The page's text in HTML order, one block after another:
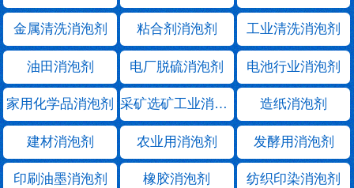
金属清洗消泡剂 粘合剂消泡剂 工业清洗消泡剂
油田消泡剂 电厂脱硫消泡剂 电池行业消泡剂
家用化学品消泡剂 采矿选矿工业消泡剂 造纸消泡剂
建材消泡剂 农业用消泡剂 发酵用消泡剂
印刷油墨消泡剂 橡胶消泡剂 纺织印染消泡剂